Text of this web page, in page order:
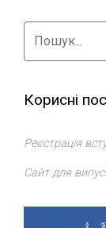
Корисні
Реєстрація
Сайт для